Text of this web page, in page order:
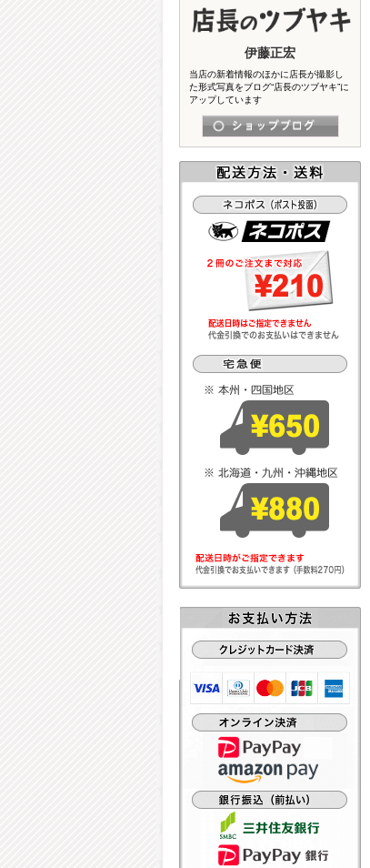
伊藤正宏
当店の新着情報のほかに店長が撮影し
た形式写真をブログ“店長のツブヤキ”に
アップしています